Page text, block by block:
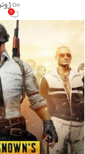
On ژوئن 2, 2025
0